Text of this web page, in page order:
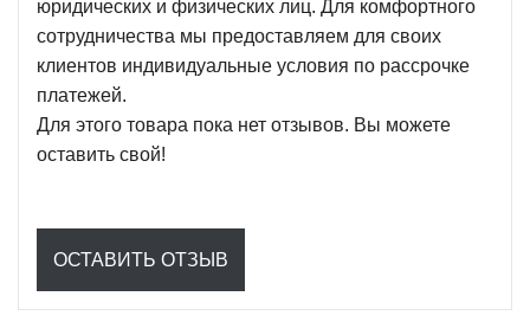
юридических и физических лиц. Для комфортного
сотрудничества мы предоставляем для своих
клиентов индивидуальные условия по рассрочке
платежей.
Для этого товара пока нет отзывов. Вы можете
оставить свой!
ОСТАВИТЬ ОТЗЫВ